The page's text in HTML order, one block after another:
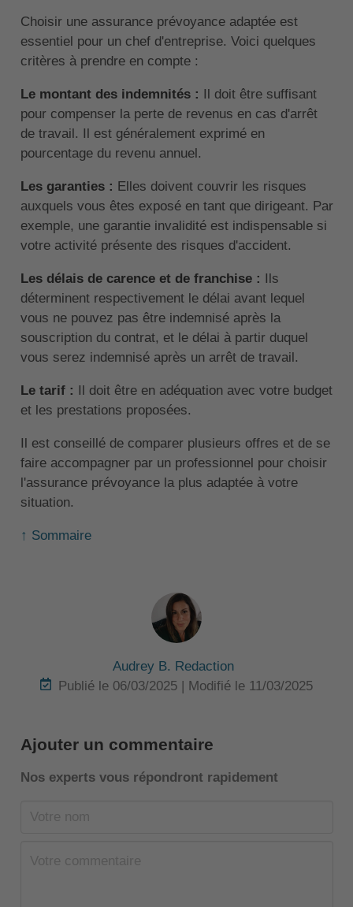
Choisir une assurance prévoyance adaptée est
essentiel pour un chef d'entreprise. Voici quelques
critères à prendre en compte :
Le montant des indemnités :
Il doit être suffisant
pour compenser la perte de revenus en cas d'arrêt
de travail. Il est généralement exprimé en
pourcentage du revenu annuel.
Les garanties : Elles doivent couvrir les risques
auxquels vous êtes exposé en tant que dirigeant. Par
exemple, une garantie invalidité est indispensable si
votre activité présente des risques d'accident.
Les délais de carence et de franchise :
Ils
déterminent respectivement le délai avant lequel
vous ne pouvez pas être indemnisé après la
souscription du contrat, et le délai à partir duquel
vous serez indemnisé après un arrêt de travail.
Le tarif :
Il doit être en adéquation avec votre budget
et les prestations proposées.
Il est conseillé de comparer plusieurs offres et de se
faire accompagner par un professionnel pour choisir
l'assurance prévoyance la plus adaptée à votre
situation.
↑ Sommaire
Audrey B. Redaction
Publié le 06/03/2025 | Modifié le 11/03/2025
Ajouter un commentaire
Nos experts vous répondront rapidement